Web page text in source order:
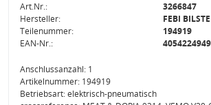
Art.Nr.:
3266847
Hersteller:
FEBI
Teilenummer:
194919
EAN-Nr.:
Anschlussanzahl: 1
Artikelnummer: 194919
Betriebsart: elektrisch-pneumatisch